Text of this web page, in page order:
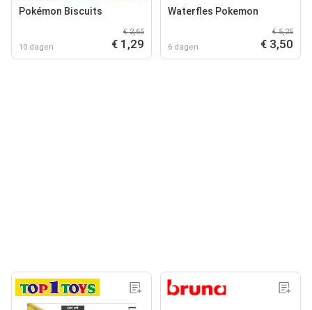
Pokémon Biscuits
10 dagen
€ 2,65
€ 1,29
Waterfles Pokemon
6 dagen
€ 5,25
€ 3,50